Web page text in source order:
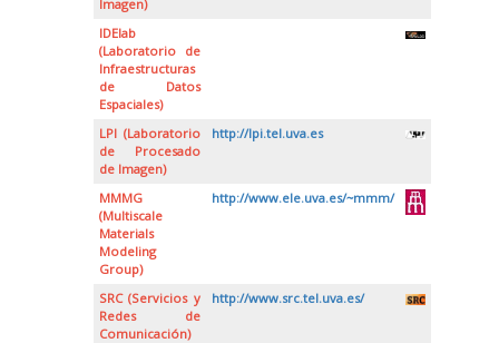
Imagen)
IDElab
(Laboratorio de
Infraestructuras
de Datos
Espaciales)
LPI (Laboratorio
de Procesado
de Imagen)
http://lpi.tel.uva.es
MMMG
(Multiscale
Materials
Modeling
Group)
http://www.ele.uva.es/~mmm/
SRC (Servicios y
Redes de
Comunicación)
http://www.src.tel.uva.es/